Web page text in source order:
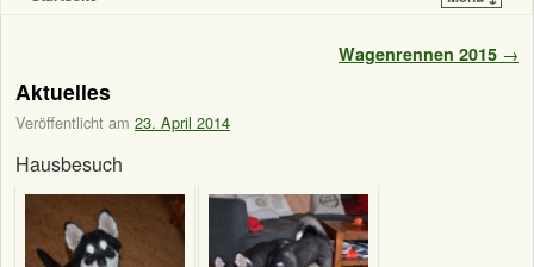
Wagenrennen 2015 →
Aktuelles
Veröffentlicht am 23. April 2014
Hausbesuch